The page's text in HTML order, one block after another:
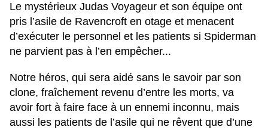
Le mystérieux Judas Voyageur et son équipe ont
pris l’asile de Ravencroft en otage et menacent
d’exécuter le personnel et les patients si Spiderman
ne parvient pas à l’en empêcher...
Notre héros, qui sera aidé sans le savoir par son
clone, fraîchement revenu d’entre les morts, va
avoir fort à faire face à un ennemi inconnu, mais
aussi les patients de l’asile qui ne rêvent que d’une